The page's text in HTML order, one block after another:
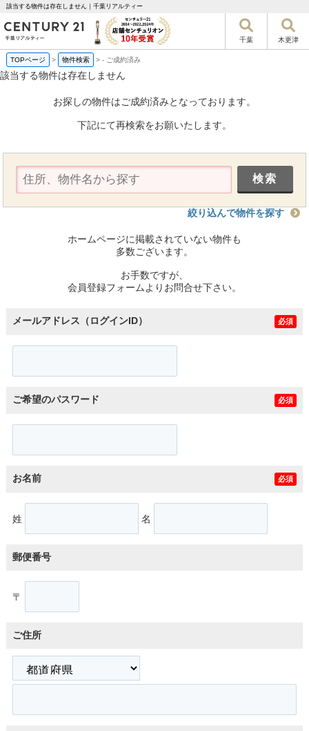
該当する物件は存在しません｜千葉リアルティー
千葉 木更津
TOPページ > 物件検索 >- ご成約済み
該当する物件は存在しません
お探しの物件はご成約済みとなっております。
下記にて再検索をお願いたします。
絞り込んで物件を探す
ホームページに掲載されていない物件も
多数ございます。
お手数ですが、
会員登録フォームよりお問合せ下さい。
メールアドレス（ログインID） 必須
ご希望のパスワード 必須
お名前 必須
姓 名
郵便番号
〒
ご住所